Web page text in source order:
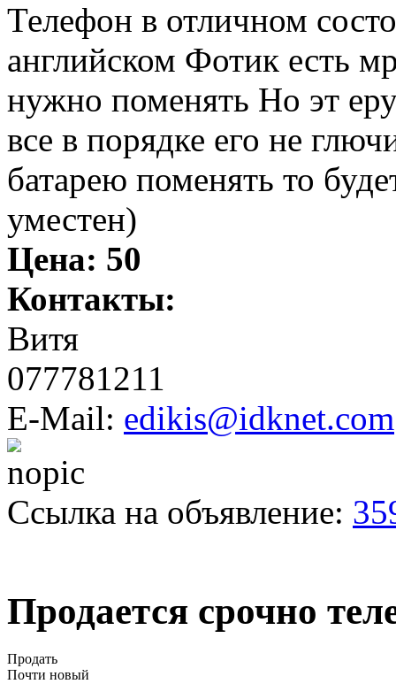
Телефон в отличном
английском Фотик есть
нужно поменять Но эт
все в порядке его не
батарею поменять то
уместен)
Цена: 50
Контакты:
Витя
077781211
E-Mail: edikis@idknet.com
Ссылка на объявление:
Продается срочно
Продать
Почти новый